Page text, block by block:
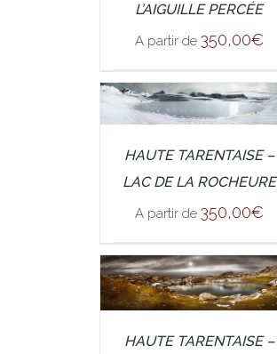
L’AIGUILLE PERCÉE
A partir de 350,00€
SELECT OPTIONS /
HAUTE TARENTAISE –
LAC DE LA ROCHEURE
A partir de 350,00€
SELECT OPTIONS /
HAUTE TARENTAISE –